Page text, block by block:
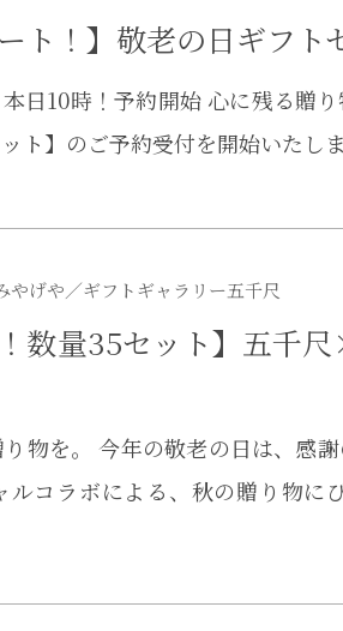
ト！】敬老の日ギフ
日10時！予約開始 心に残る贈
ト】のご予約受付を開始いた
やげや／ギフトギャラリー五千尺
！数量35セット】五千
物を。 今年の敬老の日は、感
ルコラボによる、秋の贈り物